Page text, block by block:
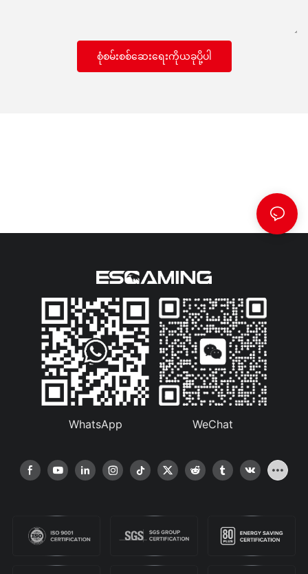
စုံစမ်းစစ်ဆေးရေးကိုယခုပို့ပါ
WhatsApp WeChat